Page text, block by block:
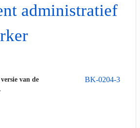
administratief
BK-0204-3
van de